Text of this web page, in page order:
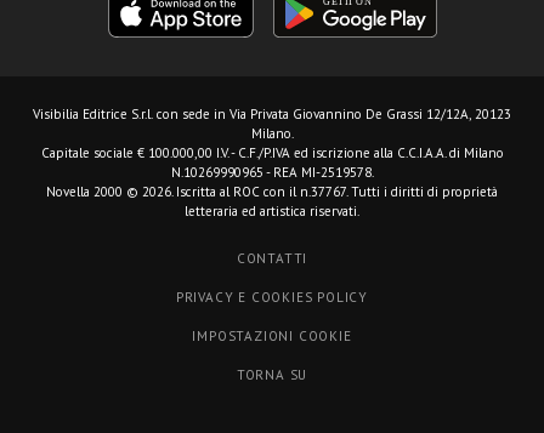
Visibilia Editrice S.r.l. con sede in Via Privata Giovannino De Grassi 12/12A, 20123
Milano.
Capitale sociale € 100.000,00 I.V. - C.F./P.IVA ed iscrizione alla C.C.I.A.A. di Milano
N.10269990965 - REA MI-2519578.
Novella 2000 © 2026. Iscritta al ROC con il n.37767. Tutti i diritti di proprietà
letteraria ed artistica riservati.
CONTATTI
PRIVACY E COOKIES POLICY
IMPOSTAZIONI COOKIE
TORNA SU